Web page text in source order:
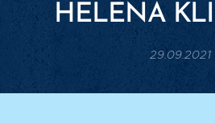
HELENA
29.09.2021